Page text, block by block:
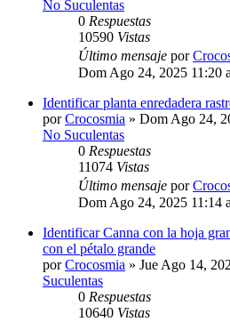
No Suculentas
0 Respuestas
10590 Vistas
Último mensaje por
Dom Ago 24, 2025 11:20
Identificar planta enredadera
porCrocosmia » Dom Ago 24,
No Suculentas
0 Respuestas
11074 Vistas
Último mensaje por
Dom Ago 24, 2025 11:14
Identificar Canna con la hoja
con el pétalo grande
porCrocosmia » Jue Ago 14,
Suculentas
0 Respuestas
10640 Vistas